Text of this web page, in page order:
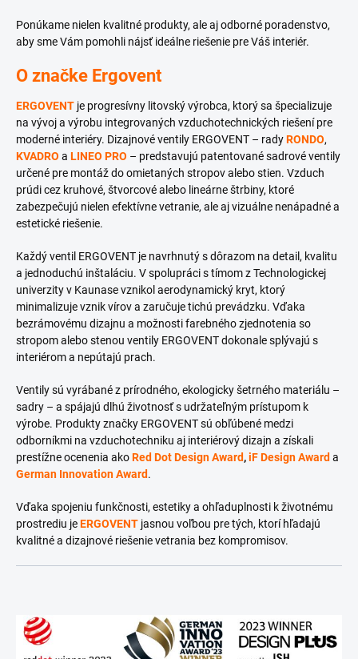
Ponúkame nielen kvalitné produkty, ale aj odborné poradenstvo,
aby sme Vám pomohli nájsť ideálne riešenie pre Váš interiér.
O značke Ergovent
ERGOVENT je progresívny litovský výrobca, ktorý sa špecializuje
na vývoj a výrobu integrovaných vzduchotechnických riešení pre
moderné interiéry. Dizajnové ventily ERGOVENT – radyRONDO,
KVADRO a LINEO PRO – predstavujú patentované sadrové ventily
určené pre montáž do omietaných stropov alebo stien. Vzduch
prúdi cez kruhové, štvorcové alebo lineárne štrbiny, ktoré
zabezpečujú nielen efektívne vetranie, ale aj vizuálne nenápadné a
estetické riešenie.
Každý ventil ERGOVENT je navrhnutý s dôrazom na detail, kvalitu
a jednoduchú inštaláciu. V spolupráci s tímom z Technologickej
univerzity v Kaunase vznikol aerodynamický kryt, ktorý
minimalizuje vznik vírov a zaručuje tichú prevádzku. Vďaka
bezrámovému dizajnu a možnosti farebného zjednotenia so
stropom alebo stenou ventily ERGOVENT dokonale splývajú s
interiérom a nepútajú prach.
Ventily sú vyrábané z prírodného, ekologicky šetrného materiálu –
sadry – a spájajú dlhú životnosť s udržateľným prístupom k
výrobe. Produkty značky ERGOVENT sú obľúbené medzi
odborníkmi na vzduchotechniku aj interiérový dizajn a získali
prestížne ocenenia akoRed Dot Design Award,iF Design Award a
German Innovation Award.
Vďaka spojeniu funkčnosti, estetiky a ohľaduplnosti k životnému
prostrediu jeERGOVENT jasnou voľbou pre tých, ktorí hľadajú
kvalitné a dizajnové riešenie vetrania bez kompromisov.